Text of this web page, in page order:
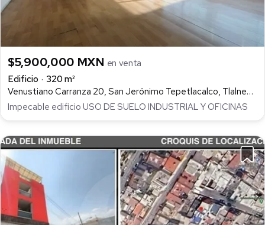
$5,900,000 MXN en venta
Edificio
320 m²
Venustiano Carranza 20, San Jerónimo Tepetlacalco, Tlalnepantla de Baz
Impecable edificio USO DE SUELO INDUSTRIAL Y OFICINAS